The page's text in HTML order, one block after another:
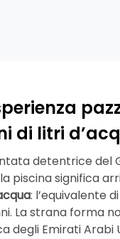
di litri
detentrice del
piscina significa
: l’equivalente
La strana forma
degli Emirati Arabi